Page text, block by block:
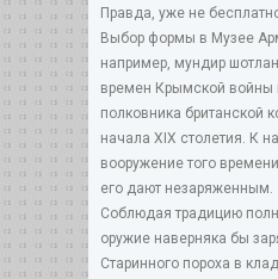
Правда, уже не
Выбор формы в Музее
например, мундир
времен Крымской войны
полковника британской
начала XIX столетия. К
вооружение того
его дают незаряженным.
Соблюдая традицию
оружие наверняка бы
Старинного пороха в